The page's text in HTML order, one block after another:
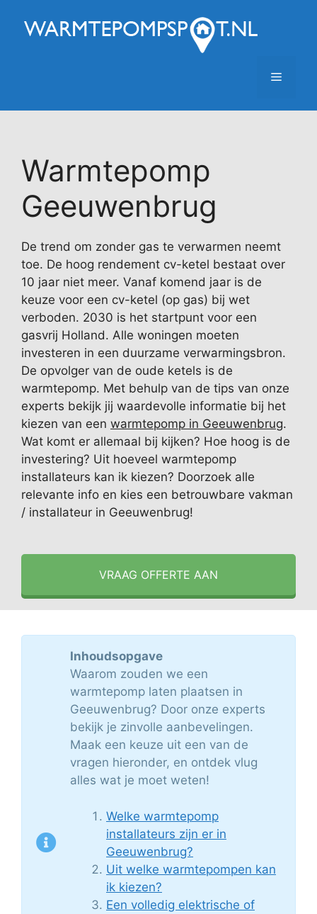
naar
Menu
Warmtepomp
Geeuwenbrug
De trend om zonder gas te verwarmen neemt
toe. De hoog rendement cv-ketel bestaat over
10 jaar niet meer. Vanaf komend jaar is de
keuze voor een cv-ketel (op gas) bij wet
verboden. 2030 is het startpunt voor een
gasvrij Holland. Alle woningen moeten
investeren in een duurzame verwarmingsbron.
De opvolger van de oude ketels is de
warmtepomp. Met behulp van de tips van onze
experts bekijk jij waardevolle informatie bij het
kiezen van een warmtepomp in Geeuwenbrug.
Wat komt er allemaal bij kijken? Hoe hoog is de
investering? Uit hoeveel warmtepomp
installateurs kan ik kiezen? Doorzoek alle
relevante info en kies een betrouwbare vakman
/ installateur in Geeuwenbrug!
VRAAG OFFERTE AAN
Inhoudsopgave
Waarom zouden we een
warmtepomp laten plaatsen in
Geeuwenbrug? Door onze experts
bekijk je zinvolle aanbevelingen.
Maak een keuze uit een van de
vragen hieronder, en ontdek vlug
alles wat je moet weten!
Welke warmtepomp
installateurs zijn er in
Geeuwenbrug?
Uit welke warmtepompen kan
ik kiezen?
Een volledig elektrische of